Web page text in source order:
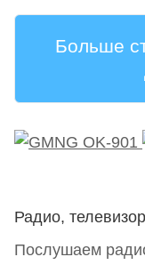
Больше
Радио,
Послушаем